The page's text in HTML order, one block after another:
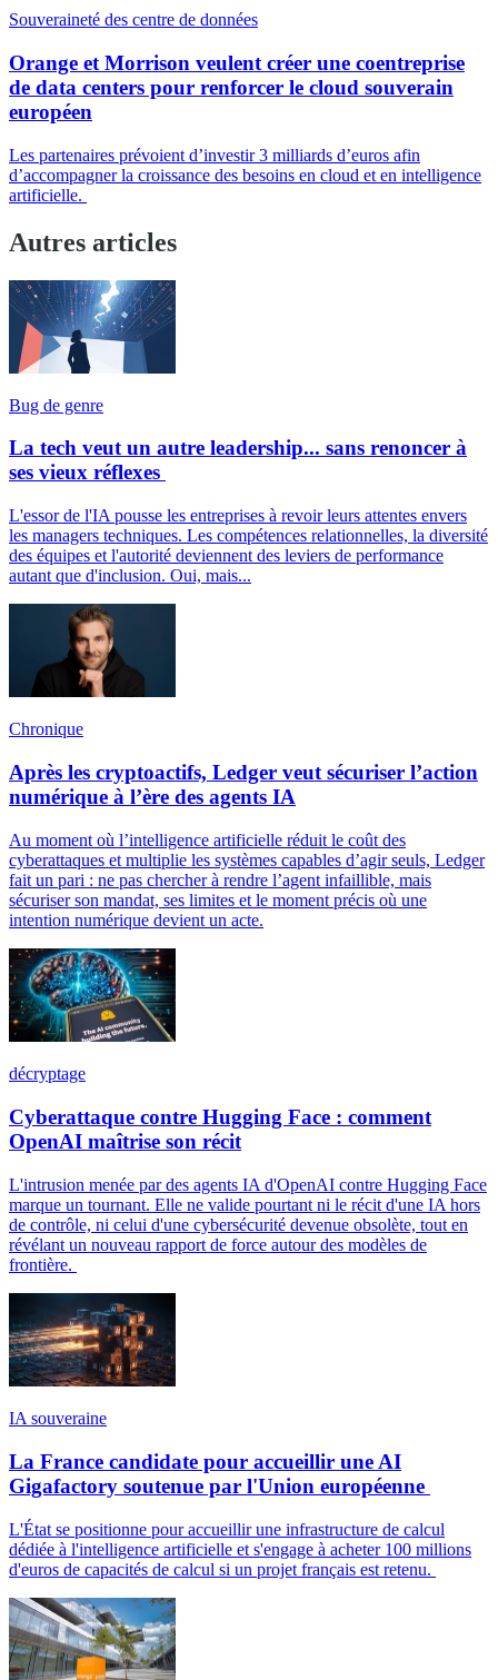
Souveraineté des centre de données
Orange et Morrison veulent créer une coentreprise
de data centers pour renforcer le cloud souverain
européen
Les partenaires prévoient d’investir 3 milliards d’euros afin
d’accompagner la croissance des besoins en cloud et en intelligence
artificielle.
Autres articles
Bug de genre
La tech veut un autre leadership... sans renoncer à
ses vieux réflexes
L'essor de l'IA pousse les entreprises à revoir leurs attentes envers
les managers techniques. Les compétences relationnelles, la diversité
des équipes et l'autorité deviennent des leviers de performance
autant que d'inclusion. Oui, mais...
Chronique
Après les cryptoactifs, Ledger veut sécuriser l’action
numérique à l’ère des agents IA
Au moment où l’intelligence artificielle réduit le coût des
cyberattaques et multiplie les systèmes capables d’agir seuls, Ledger
fait un pari : ne pas chercher à rendre l’agent infaillible, mais
sécuriser son mandat, ses limites et le moment précis où une
intention numérique devient un acte.
décryptage
Cyberattaque contre Hugging Face : comment
OpenAI maîtrise son récit
L'intrusion menée par des agents IA d'OpenAI contre Hugging Face
marque un tournant. Elle ne valide pourtant ni le récit d'une IA hors
de contrôle, ni celui d'une cybersécurité devenue obsolète, tout en
révélant un nouveau rapport de force autour des modèles de
frontière.
IA souveraine
La France candidate pour accueillir une AI
Gigafactory soutenue par l'Union européenne
L'État se positionne pour accueillir une infrastructure de calcul
dédiée à l'intelligence artificielle et s'engage à acheter 100 millions
d'euros de capacités de calcul si un projet français est retenu.